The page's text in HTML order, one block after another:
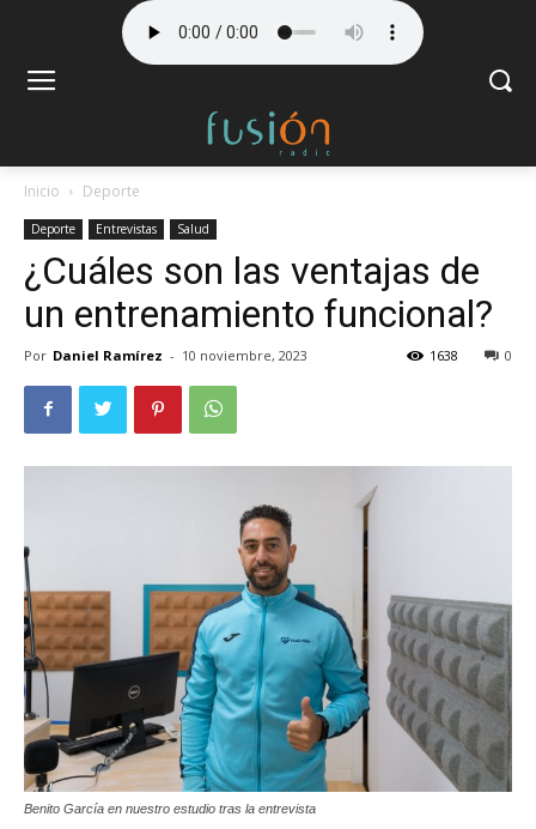
Inicio Deporte
Deporte Entrevistas Salud
¿Cuáles son las ventajas de
un entrenamiento funcional?
Por Daniel Ramírez - 10 noviembre, 2023 0
1638
Benito García en nuestro estudio tras la entrevista